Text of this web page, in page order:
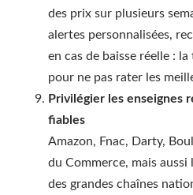
des prix sur plusieurs
alertes personnalisées,
en cas de baisse réelle :
pour ne pas rater les
Privilégier les enseignes
fiables
Amazon, Fnac, Darty,
du Commerce, mais aussi
des grandes chaînes